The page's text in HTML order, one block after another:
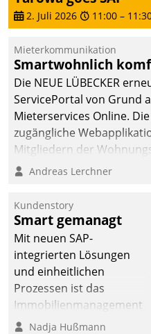
2. Juli 2026 11:00 –
Mieterkommunikation
Smartwohnlich
Die NEUE LÜBECKER
ServicePortal von Grund
Mieterservices Online.
zugängliche
Mitgliedern der
Kontaktaufnahme per
Andreas Lerchner
Kundenstory
Smart gemanagt
Mit neuen SAP-
integrierten Lösungen
und einheitlichen
Prozessen ist das
Immobilienmanagement
der Bayerischen
Nadja Hußmann